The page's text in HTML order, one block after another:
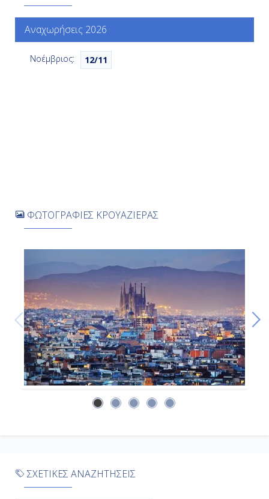
Αναχωρήσεις 2026
Νοέμβριος: 12/11
ΦΩΤΟΓΡΑΦΙΕΣ ΚΡΟΥΑΖΙΕΡΑΣ
ΣΧΕΤΙΚΕΣ ΑΝΑΖΗΤΗΣΕΙΣ